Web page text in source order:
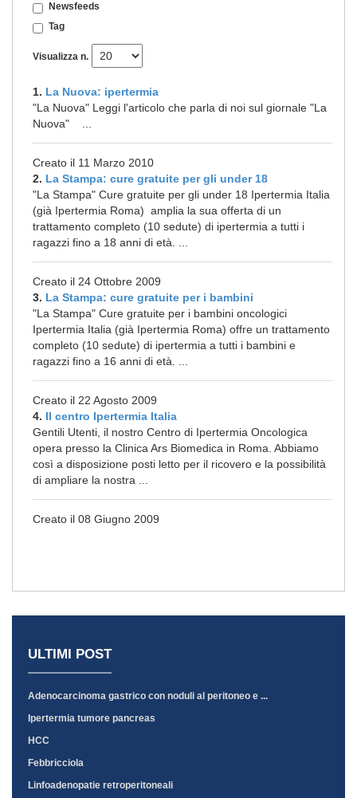
Newsfeeds
Tag
Visualizza n.
1. La Nuova: ipertermia
"La Nuova" Leggi l'articolo che parla di noi sul giornale "La
Nuova" ...
Creato il 11 Marzo 2010
2. La Stampa: cure gratuite per gli under 18
"La Stampa" Cure gratuite per gli under 18 Ipertermia Italia
(già Ipertermia Roma) amplia la sua offerta di un
trattamento completo (10 sedute) di ipertermia a tutti i
ragazzi fino a 18 anni di età. ...
Creato il 24 Ottobre 2009
3. La Stampa: cure gratuite per i bambini
"La Stampa" Cure gratuite per i bambini oncologici
Ipertermia Italia (già Ipertermia Roma) offre un trattamento
completo (10 sedute) di ipertermia a tutti i bambini e
ragazzi fino a 16 anni di età. ...
Creato il 22 Agosto 2009
4. Il centro Ipertermia Italia
Gentili Utenti, il nostro Centro di Ipertermia Oncologica
opera presso la Clinica Ars Biomedica in Roma. Abbiamo
così a disposizione posti letto per il ricovero e la possibilità
di ampliare la nostra ...
Creato il 08 Giugno 2009
ULTIMI POST
Adenocarcinoma gastrico con noduli al peritoneo e ...
Ipertermia tumore pancreas
HCC
Febbricciola
Linfoadenopatie retroperitoneali